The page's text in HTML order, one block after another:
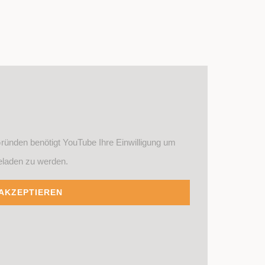
benötigt YouTube Ihre Einwilligung um
zu werden.